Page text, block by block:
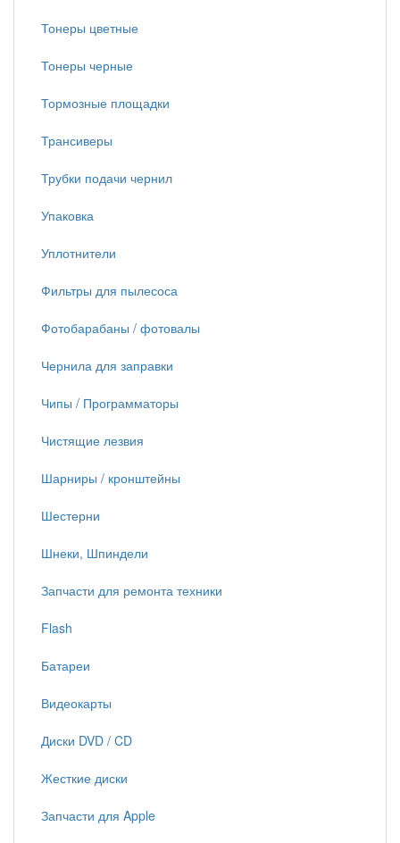
Тонеры цветные
Тонеры черные
Тормозные площадки
Трансиверы
Трубки подачи чернил
Упаковка
Уплотнители
Фильтры для пылесоса
Фотобарабаны / фотовалы
Чернила для заправки
Чипы / Программаторы
Чистящие лезвия
Шарниры / кронштейны
Шестерни
Шнеки, Шпиндели
Запчасти для ремонта техники
Flash
Батареи
Видеокарты
Диски DVD / CD
Жесткие диски
Запчасти для Apple